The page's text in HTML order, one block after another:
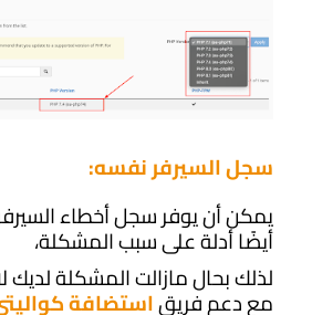
سجل السيرفر نفسه:
يمكن أن يوفر سجل أخطاء
أيضًا أدلة على سبب المشكلة،
لذلكبحال مازالت المشكلة لديك
مع دعم فريقاستضافة